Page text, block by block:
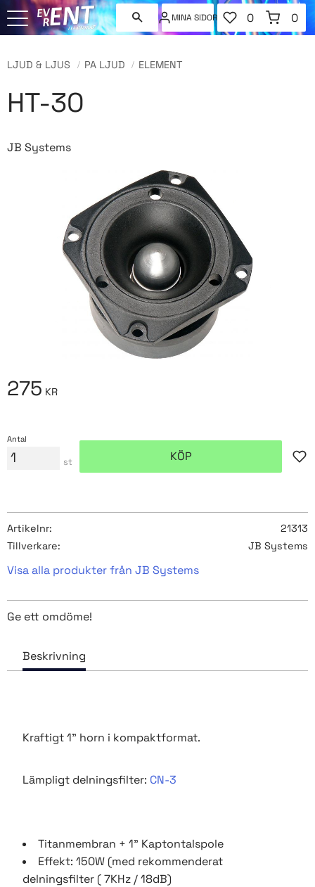
MINA SIDOR
FAVORITER
ANTAL
0
KUNDVAGN
0
LJUD & LJUS PA LJUD ELEMENT
HT-30
JB Systems
275 KR
Antal
st KÖP
Artikelnr
21313
Tillverkare
JB Systems
Visa alla produkter från JB Systems
Ge ett omdöme!
Kraftigt 1" horn i kompaktformat.
Lämpligt delningsfilter: CN-3
Titanmembran + 1" Kaptontalspole
Effekt: 150W (med rekommenderat
delningsfilter ( 7KHz / 18dB)